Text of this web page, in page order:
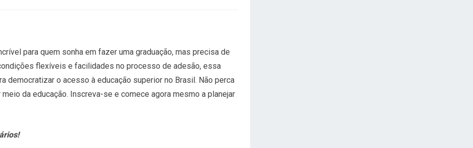
para quem sonha em fazer uma graduação, mas precisa de
flexíveis e facilidades no processo de adesão, essa
democratizar o acesso à educação superior no Brasil. Não perca
da educação. Inscreva-se e comece agora mesmo a planejar